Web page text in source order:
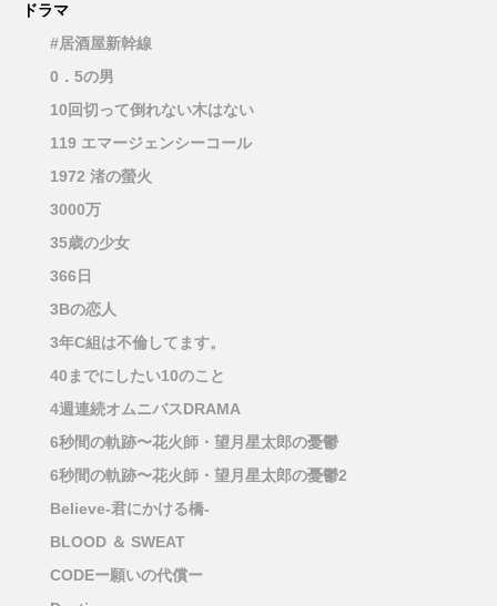
ドラマ
#居酒屋新幹線
0．5の男
10回切って倒れない木はない
119 エマージェンシーコール
1972 渚の螢火
3000万
35歳の少女
366日
3Bの恋人
3年C組は不倫してます。
40までにしたい10のこと
4週連続オムニバスDRAMA
6秒間の軌跡〜花火師・望月星太郎の憂鬱
6秒間の軌跡〜花火師・望月星太郎の憂鬱2
Believe-君にかける橋-
BLOOD ＆ SWEAT
CODEー願いの代償ー